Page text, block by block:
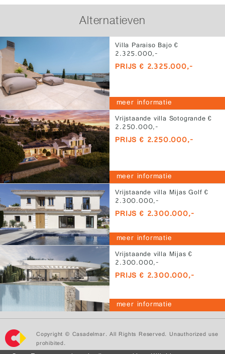
Alternatieven
Villa Paraiso Bajo €
2.325.000,-
PRIJS € 2.325.000,-
meer informatie
Vrijstaande villa Sotogrande €
2.250.000,-
PRIJS € 2.250.000,-
meer informatie
Vrijstaande villa Mijas Golf €
2.300.000,-
PRIJS € 2.300.000,-
meer informatie
Vrijstaande villa Mijas €
2.300.000,-
PRIJS € 2.300.000,-
meer informatie
Copyright © Casadelmar. All Rights Reserved. Unauthorized use
prohibited.